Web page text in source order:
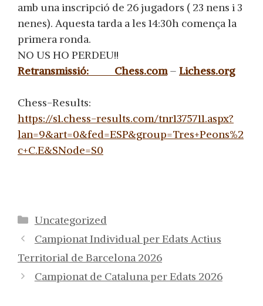
amb una inscripció de 26 jugadors ( 23 nens i 3
nenes). Aquesta tarda a les 14:30h comença la
primera ronda.
NO US HO PERDEU!!
Retransmissió: Chess.com– Lichess.org
Chess-Results:
https://s1.chess-results.com/tnr1375711.aspx?
lan=9&art=0&fed=ESP&group=Tres+Peons%2
c+C.E&SNode=S0
Categorías
Uncategorized
Campionat Individual per Edats Actius
Territorial de Barcelona 2026
Campionat de Cataluna per Edats 2026